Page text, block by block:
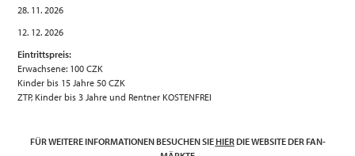
28. 11. 2026
12. 12. 2026
Eintrittspreis:
Erwachsene: 100 CZK
Kinder bis 15 Jahre 50 CZK
ZTP, Kinder bis 3 Jahre und Rentner KOSTENFREI
FÜR WEITERE INFORMATIONEN BESUCHEN SIEHIERDIE WEBSITE DER FAN-